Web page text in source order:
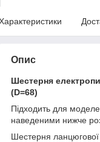
Опис
Шестерня
(D=68)
Підходить для
наведеними нижче
Шестерня